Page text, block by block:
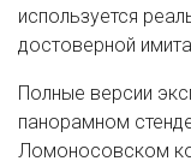
используется
достоверной
Полные версии
панорамном
Ломоносовском